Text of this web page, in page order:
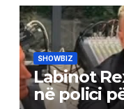
SHOWBIZ
Labinot
në polici